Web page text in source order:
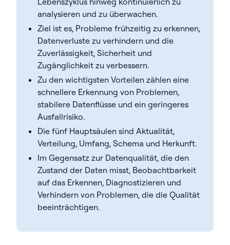
analysieren und zu überwachen.
Ziel ist es, Probleme frühzeitig zu erkennen,
Datenverluste zu verhindern und die
Zuverlässigkeit, Sicherheit und
Zugänglichkeit zu verbessern.
Zu den wichtigsten Vorteilen zählen eine
schnellere Erkennung von Problemen,
stabilere Datenflüsse und ein geringeres
Ausfallrisiko.
Die fünf Hauptsäulen sind Aktualität,
Verteilung, Umfang, Schema und Herkunft.
Im Gegensatz zur Datenqualität, die den
Zustand der Daten misst, Beobachtbarkeit
auf das Erkennen, Diagnostizieren und
Verhindern von Problemen, die die Qualität
beeinträchtigen.